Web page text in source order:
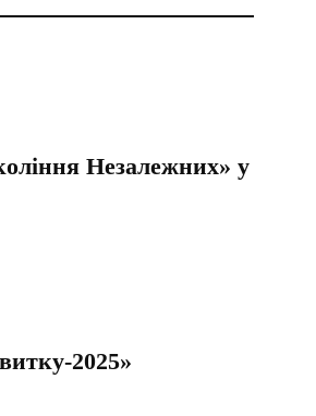
Незалежних» у
2025»